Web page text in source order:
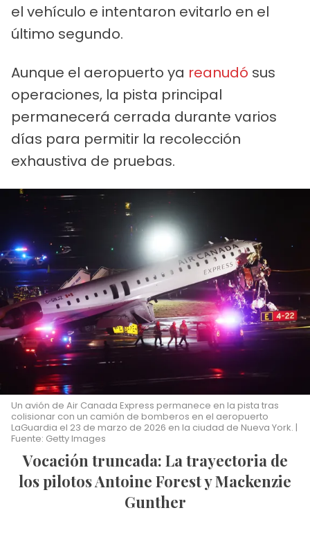
el vehículo e intentaron evitarlo en el
último segundo.
Aunque el aeropuerto ya reanudó sus
operaciones, la pista principal
permanecerá cerrada durante varios
días para permitir la recolección
exhaustiva de pruebas.
Un avión de Air Canada Express permanece en la pista tras
colisionar con un camión de bomberos en el aeropuerto
LaGuardia el 23 de marzo de 2026 en la ciudad de Nueva York. |
Fuente: Getty Images
Vocación truncada: La trayectoria de
los pilotos Antoine Forest y Mackenzie
Gunther